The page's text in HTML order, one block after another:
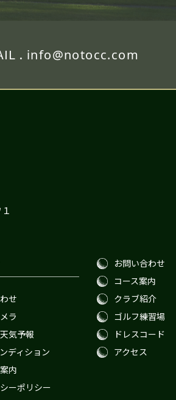
. info@notocc.com
せ
ラ
気予報
ディション
内
ーポリシー
お問い合わせ
コース案内
クラブ紹介
ゴルフ練習場
ドレスコード
アクセス